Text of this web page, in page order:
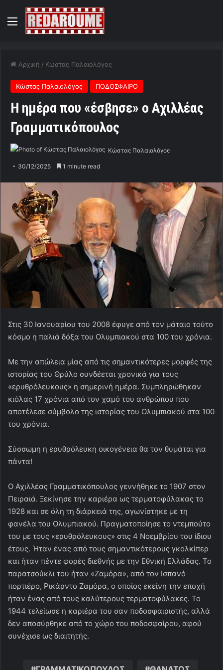
Menu
Αρχική / Κώστας Παλαιολόγος
Κώστας Παλαιολόγος ΠΟΔΟΣΦΑΙΡΟ
Η ημέρα που «έσβησε» ο Αχιλλέας
Γραμματικόπουλος
Κώστας Παλαιολόγος
30/12/2025 1 minute read
Στις 30 Ιανουαρίου του 2008 έφυγε από τον μάταιο τούτο
κόσμο η παλιά δόξα του Ολυμπιακού στα 100 του χρόνια.
Με την απώλεια μίας από τις σημαντικότερες μορφές της
ιστορίας του Θρύλο συνδέεται χρονικά για τους
«ερυθρόλευκους» η σημερινή ημέρα. Συμπληρώθηκαν
κιόλας 17 χρόνια από τον χαμό του ανθρώπου που
αποτέλεσε σύμβολο της ιστορίας του Ολυμπιακού στα 100
του χρόνια.
Σύσσωμη η ερυθρόλευκη οικογένεια θα τον θυμάται για
πάντα!
Ο Αχιλλέας Γραμματικόπουλος γεννήθηκε το 1907 στον
Πειραιά. Ξεκίνησε την καριέρα ως τερματοφύλακας το
1928 και σε όλη τη διάρκειά της, αγωνίστηκε με τη
φανέλα του Ολυμπιακού. Πραγματοποίησε το ντεμπούτο
του με τους «ερυθρόλευκους» στις 4 Νοεμβρίου του ίδιου
έτους. Ήταν ένας από τους σημαντικότερους γκολκίπερ
και ήταν πέντε φορές διεθνής με την Εθνική Ελλάδας. Το
παρατσούκλι του ήταν «Ζαμόρα», από τον Ισπανό
πορτιέρο, Ρικάρντο Ζαμόρα, ο οποίος εκείνη την εποχή
ήταν ένας από τους καλύτερους τερματοφύλακες. Το
1944 τελείωσε η καριέρα του σαν ποδοσφαιριστής, αλλά
δεν αποσύρθηκε από το χώρο του ποδοσφαίρου, αφού
συνέχισε ως διαιτητής.